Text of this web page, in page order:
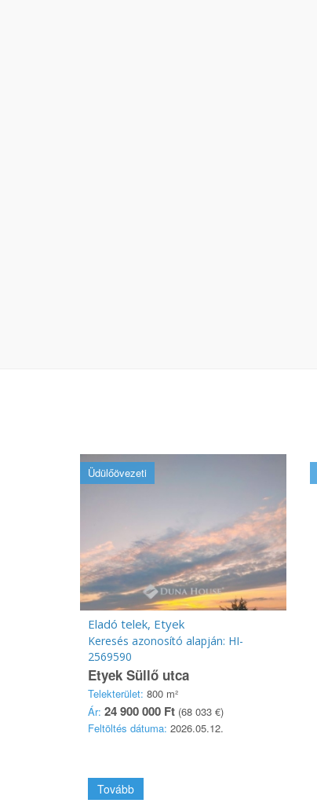
Üdülőövezeti
Eladó telek, Etyek
Keresés azonosító alapján: HI-
2569590
Etyek Süllő utca
Telekterület: 800 m²
Ár: 24 900 000 Ft (68 033 €)
Feltöltés dátuma: 2026.05.12.
Tovább